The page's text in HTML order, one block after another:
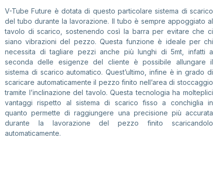
V-Tube Future è dotata di questo particolare sistema di scarico
del tubo durante la lavorazione. Il tubo è sempre appoggiato al
tavolo di scarico, sostenendo così la barra per evitare che ci
siano vibrazioni del pezzo. Questa funzione è ideale per chi
necessita di tagliare pezzi anche più lunghi di 5mt, infatti a
seconda delle esigenze del cliente è possibile allungare il
sistema di scarico automatico. Quest’ultimo, infine è in grado di
scaricare automaticamente il pezzo finito nell’area di stoccaggio
tramite l’inclinazione del tavolo. Questa tecnologia ha molteplici
vantaggi rispetto al sistema di scarico fisso a conchiglia in
quanto permette di raggiungere una precisione più accurata
durante la lavorazione del pezzo finito scaricandolo
automaticamente.